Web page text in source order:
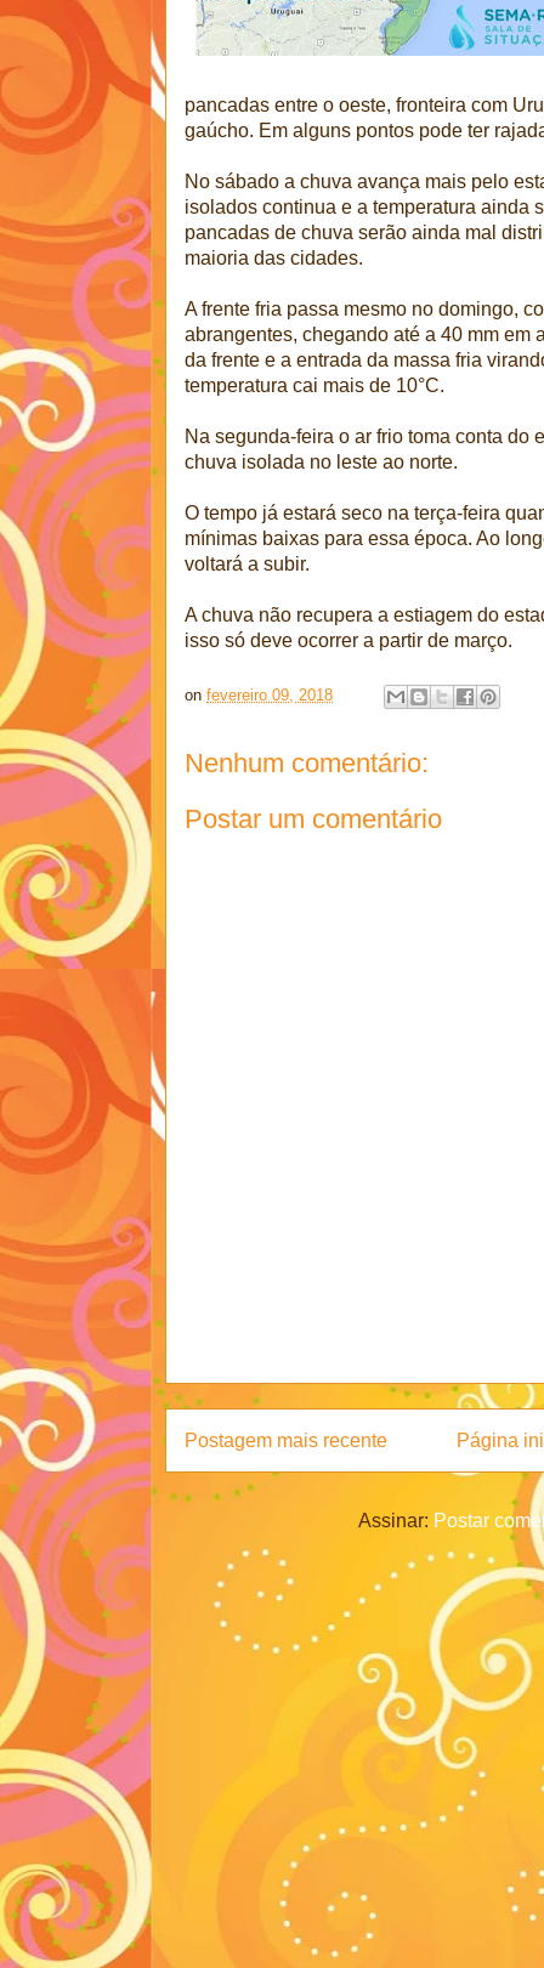
pancadas entre o oeste, fronteira com
gaúcho. Em alguns pontos pode ter
No sábado a chuva avança mais pelo
isolados continua e a temperatura ainda
pancadas de chuva serão ainda mal
maioria das cidades.
A frente fria passa mesmo no domingo,
abrangentes, chegando até a 40 mm
da frente e a entrada da massa fria
temperatura cai mais de 10°C.
Na segunda-feira o ar frio toma conta do
chuva isolada no leste ao norte.
O tempo já estará seco na terça-feira
mínimas baixas para essa época. Ao
voltará a subir.
A chuva não recupera a estiagem do
isso só deve ocorrer a partir de março.
on fevereiro 09, 2018
Nenhum comentário:
Postar um comentário
Postagem mais recente Página
Assinar: Postar